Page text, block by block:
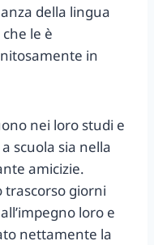
della lingua
le è
in
nei loro studi e
scuola sia nella
amicizie.
trascorso giorni
loro e
nettamente la